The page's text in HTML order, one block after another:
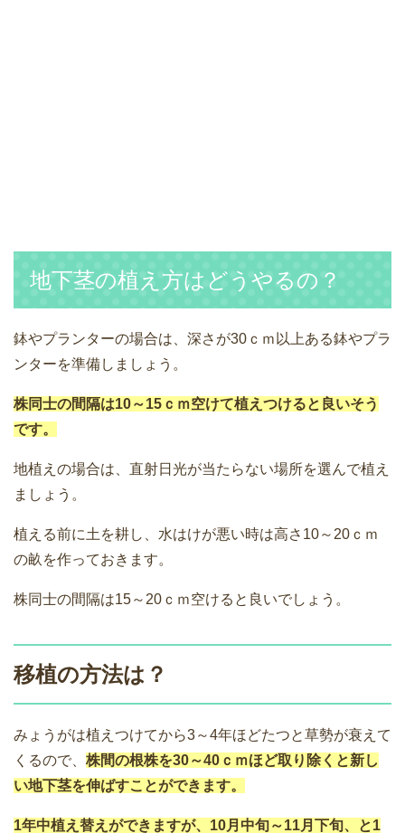
地下茎の植え方はどうやるの？
鉢やプランターの場合は、深さが30ｃｍ以上ある鉢やプラ
ンターを準備しましょう。
株同士の間隔は10～15ｃｍ空けて植えつけると良いそう
です。
地植えの場合は、直射日光が当たらない場所を選んで植え
ましょう。
植える前に土を耕し、水はけが悪い時は高さ10～20ｃｍ
の畝を作っておきます。
株同士の間隔は15～20ｃｍ空けると良いでしょう。
移植の方法は？
みょうがは植えつけてから3～4年ほどたつと草勢が衰えて
くるので、 株間の根株を30～40ｃｍほど取り除くと新し
い地下茎を伸ばすことができます。
1年中植え替えができますが、10月中旬～11月下旬、と1